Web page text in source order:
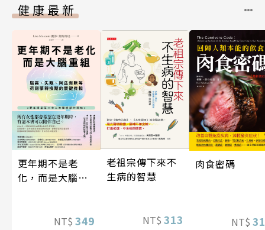
健康最新
更年期不是老
化，而是大腦重
NT$ 349
老祖宗傳下來不
生病的智慧
NT$ 313
肉食密碼
NT$